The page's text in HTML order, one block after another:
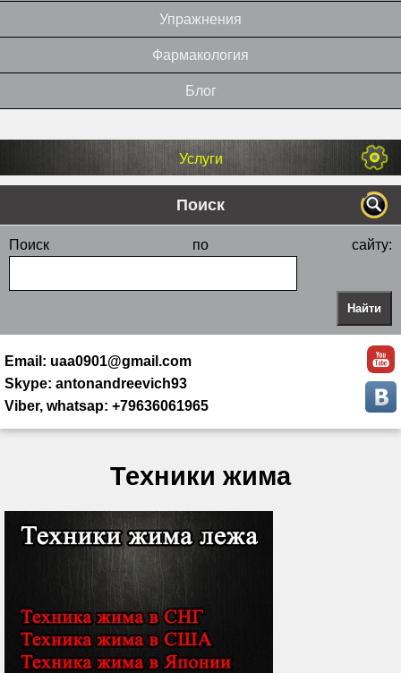
Упражнения
Фармакология
Блог
Услуги
Поиск
Поиск по сайту:
Email: uaa0901@gmail.com
Skype: antonandreevich93
Viber, whatsap: +79636061965
Техники жима